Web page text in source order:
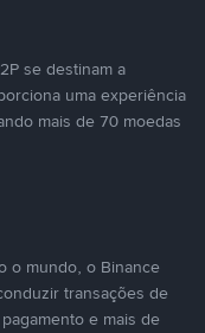
se destinam a
uma experiência
mais de 70 moedas
o mundo, o Binance
transações de
e mais de